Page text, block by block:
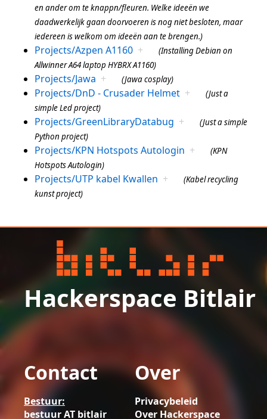
en ander om te knappn/fleuren. Welke ideeën we
daadwerkelijk gaan doorvoeren is nog niet besloten, maar
iedereen is welkom om ideeën aan te brengen.)
Projects/Azpen A1160 +
(Installing Debian on
Allwinner A64 laptop HYBRX A1160)
Projects/Jawa + (Jawa cosplay)
Projects/DnD - Crusader Helmet +
(Just a
simple Led project)
Projects/GreenLibraryDatabug +
(Just a simple
Python project)
Projects/KPN Hotspots Autologin +
(KPN
Hotspots Autologin)
Projects/UTP kabel Kwallen +
(Kabel recycling
kunst project)
Hackerspace Bitlair
Contact
Bestuur:
bestuur AT bitlair
Over
Privacybeleid
Over Hackerspace